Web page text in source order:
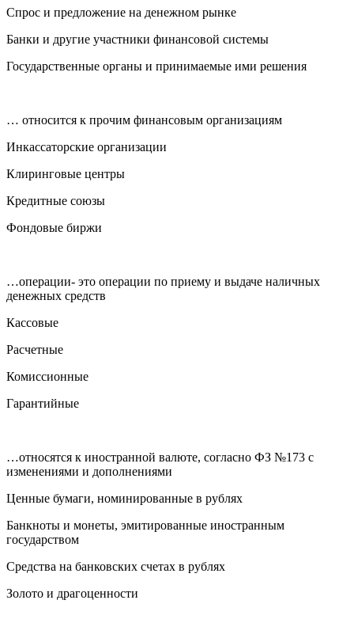
Спрос и предложение на денежном рынке
Банки и другие участники финансовой системы
Государственные органы и принимаемые ими решения
… относится к прочим финансовым организациям
Инкассаторские организации
Клиринговые центры
Кредитные союзы
Фондовые биржи
…операции- это операции по приему и выдаче наличных
денежных средств
Кассовые
Расчетные
Комиссионные
Гарантийные
…относятся к иностранной валюте, согласно ФЗ №173 с
изменениями и дополнениями
Ценные бумаги, номинированные в рублях
Банкноты и монеты, эмитированные иностранным
государством
Средства на банковских счетах в рублях
Золото и драгоценности